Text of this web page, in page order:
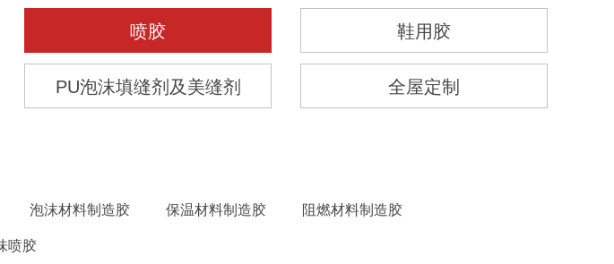
喷胶 鞋用胶
PU泡沫填缝剂及美缝剂 全屋定制
泡沫材料制造胶 保温材料制造胶 阻燃材料制造胶
喷胶